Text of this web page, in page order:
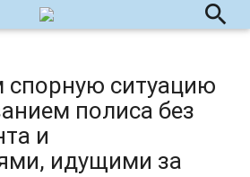
search
спорную ситуацию
полиса без
и
идущими за